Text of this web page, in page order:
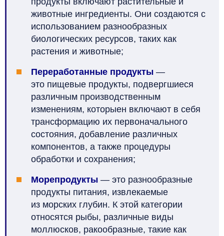
животные ингредиенты. Они создаются с
использованием разнообразных
биологических ресурсов, таких как
растения и животные;
Переработанные продукты —
это пищевые продукты, подвергшиеся
различным производственным
изменениям, которыен включают в себя
трансформацию их первоначального
состояния, добавление различных
компонентов, а также процедуры
обработки и сохранения;
Морепродукты — это разнообразные
продукты питания, извлекаемые
из морских глубин. К этой категории
относятся рыбы, различные виды
моллюсков, ракообразные, такие как